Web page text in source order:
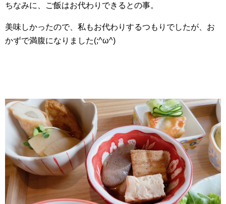
ちなみに、ご飯はお代わりできるとの事。
美味しかったので、私もお代わりするつもりでしたが、お
かずで満腹になりました(;^ω^)